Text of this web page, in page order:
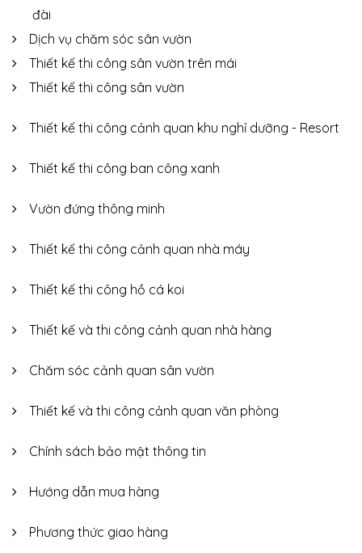
đài
Dịch vụ chăm sóc sân vườn
Thiết kế thi công sân vườn trên mái
Thiết kế thi công sân vườn
Thiết kế thi công cảnh quan khu nghỉ dưỡng - Resort
Thiết kế thi công ban công xanh
Vườn đứng thông minh
Thiết kế thi công cảnh quan nhà máy
Thiết kế thi công hồ cá koi
Thiết kế và thi công cảnh quan nhà hàng
Chăm sóc cảnh quan sân vườn
Thiết kế và thi công cảnh quan văn phòng
Chính sách bảo mật thông tin
Hướng dẫn mua hàng
Phương thức giao hàng